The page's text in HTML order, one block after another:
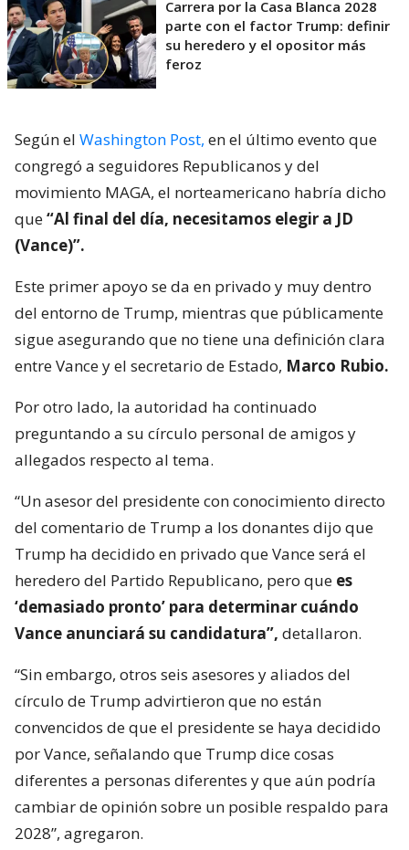
Carrera por la Casa Blanca 2028
parte con el factor Trump: definir
su heredero y el opositor más
feroz
Según el Washington Post, en el último evento que
congregó a seguidores Republicanos y del
movimiento MAGA, el norteamericano habría dicho
que“Al final del día, necesitamos elegir a JD
(Vance)”.
Este primer apoyo se da en privado y muy dentro
del entorno de Trump, mientras que públicamente
sigue asegurando que no tiene una definición clara
entre Vance y el secretario de Estado, Marco Rubio.
Por otro lado, la autoridad ha continuado
preguntando a su círculo personal de amigos y
allegados respecto al tema.
“Un asesor del presidente con conocimiento directo
del comentario de Trump a los donantes dijo que
Trump ha decidido en privado que Vance será el
heredero del Partido Republicano, pero que es
‘demasiado pronto’ para determinar cuándo
Vance anunciará su candidatura”, detallaron.
“Sin embargo, otros seis asesores y aliados del
círculo de Trump advirtieron que no están
convencidos de que el presidente se haya decidido
por Vance, señalando que Trump dice cosas
diferentes a personas diferentes y que aún podría
cambiar de opinión sobre un posible respaldo para
2028”, agregaron.